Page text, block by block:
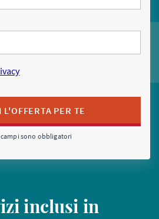
sono obbligatori
inclusi in